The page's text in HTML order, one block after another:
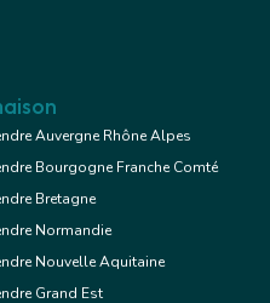
Voir le bien
Auvergne Rhône Alpes
Bourgogne Franche Comté
Bretagne
Normandie
Nouvelle Aquitaine
Grand Est